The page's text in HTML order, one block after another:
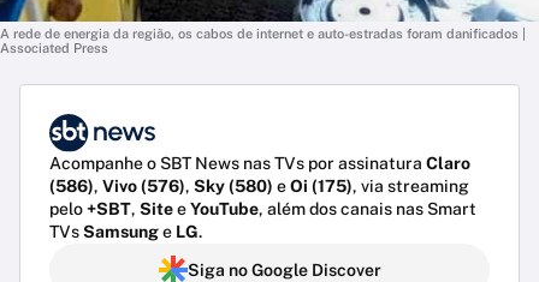
A rede de energia da região, os cabos de internet e auto-estradas foram danificados |
Associated Press
Acompanhe o SBT News nas TVs por assinatura Claro
(586), Vivo (576), Sky (580) eOi (175), via streaming
pelo+SBT, SiteeYouTube, além dos canais nas Smart
TVsSamsunge LG.
Siga no Google Discover